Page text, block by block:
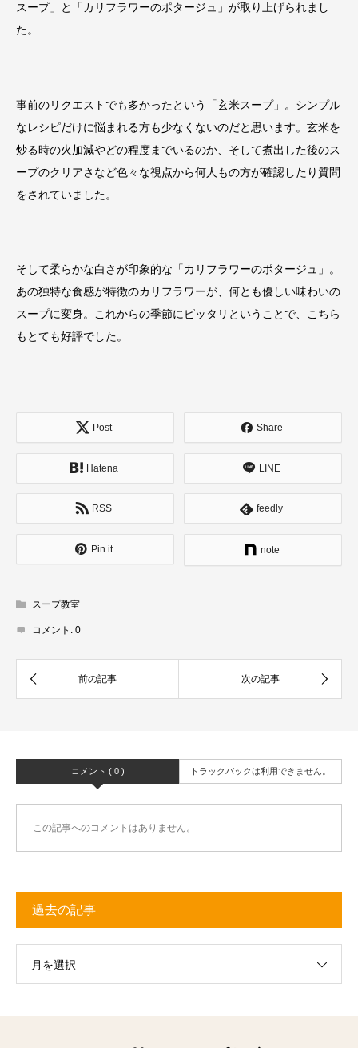
スープ」と「カリフラワーのポタージュ」が取り上げられまし
た。
事前のリクエストでも多かったという「玄米スープ」。シンプル
なレシピだけに悩まれる方も少なくないのだと思います。玄米を
炒る時の火加減やどの程度までいるのか、そして煮出した後のス
ープのクリアさなど色々な視点から何人もの方が確認したり質問
をされていました。
そして柔らかな白さが印象的な「カリフラワーのポタージュ」。
あの独特な食感が特徴のカリフラワーが、何とも優しい味わいの
スープに変身。これからの季節にピッタリということで、こちら
もとても好評でした。
Post Share
Hatena LINE
RSS feedly
Pin it note
スープ教室
コメント: 0
コメント ( 0 ) トラックバックは利用できません。
この記事へのコメントはありません。
過去の記事
月を選択